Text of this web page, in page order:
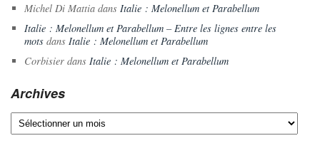
Michel Di Mattiadans Italie : Melonellum et Parabellum
Italie : Melonellum et Parabellum – Entre les lignes entre les
motsdans Italie : Melonellum et Parabellum
Corbisierdans Italie : Melonellum et Parabellum
Archives
Archives